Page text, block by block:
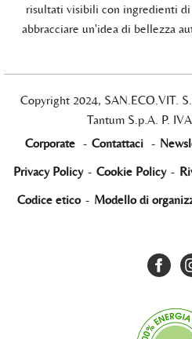
risultati visibili con ingredienti
abbracciare un'idea di bellezza
Copyright 2024, SAN.ECO.VIT.
Tantum S.p.A. P.
Corporate - Contattaci -
Privacy Policy - Cookie Policy -
Codice etico - Modello di